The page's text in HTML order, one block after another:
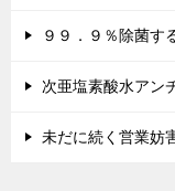
９９．９％除菌す
次亜塩素酸水アン
未だに続く営業妨